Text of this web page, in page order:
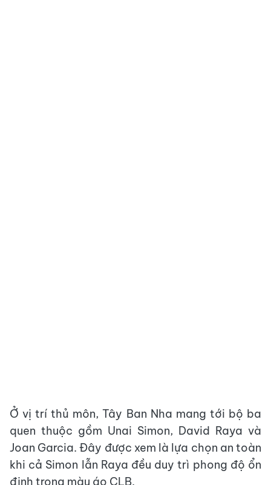
Ở vị trí thủ môn, Tây Ban Nha mang tới bộ ba
quen thuộc gồm Unai Simon, David Raya và
Joan Garcia. Đây được xem là lựa chọn an toàn
khi cả Simon lẫn Raya đều duy trì phong độ ổn
định trong màu áo CLB.